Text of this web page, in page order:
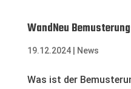
WandNeu
19.12.2024| News
Was ist der